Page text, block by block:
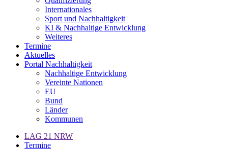
Internationales
Sport und Nachhaltigkeit
KI & Nachhaltige Entwicklung
Weiteres
Termine
Aktuelles
Portal Nachhaltigkeit
Nachhaltige Entwicklung
Vereinte Nationen
EU
Bund
Länder
Kommunen
LAG 21 NRW
Termine